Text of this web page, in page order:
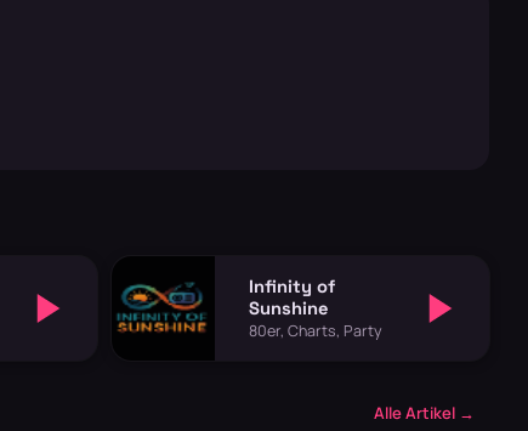
Infinity of
Sunshine
80er, Charts, Party
Alle Artikel →